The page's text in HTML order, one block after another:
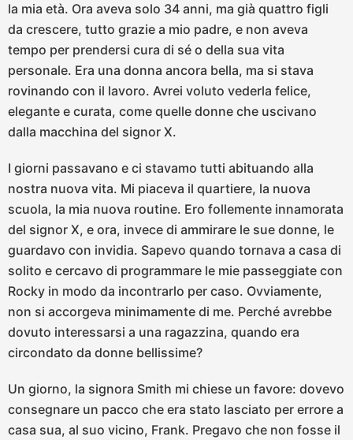
la mia età. Ora aveva solo 34 anni, ma già quattro figli
da crescere, tutto grazie a mio padre, e non aveva
tempo per prendersi cura di sé o della sua vita
personale. Era una donna ancora bella, ma si stava
rovinando con il lavoro. Avrei voluto vederla felice,
elegante e curata, come quelle donne che uscivano
dalla macchina del signor X.
I giorni passavano e ci stavamo tutti abituando alla
nostra nuova vita. Mi piaceva il quartiere, la nuova
scuola, la mia nuova routine. Ero follemente innamorata
del signor X, e ora, invece di ammirare le sue donne, le
guardavo con invidia. Sapevo quando tornava a casa di
solito e cercavo di programmare le mie passeggiate con
Rocky in modo da incontrarlo per caso. Ovviamente,
non si accorgeva minimamente di me. Perché avrebbe
dovuto interessarsi a una ragazzina, quando era
circondato da donne bellissime?
Un giorno, la signora Smith mi chiese un favore: dovevo
consegnare un pacco che era stato lasciato per errore a
casa sua, al suo vicino, Frank. Pregavo che non fosse il